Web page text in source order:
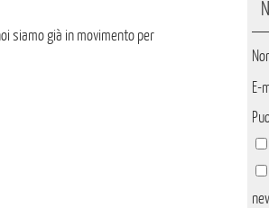
siamo già in movimento per
E-